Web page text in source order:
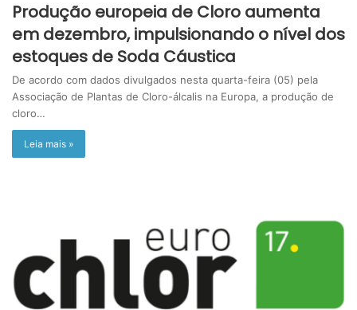
Produção europeia de Cloro aumenta
em dezembro, impulsionando o nível dos
estoques de Soda Cáustica
De acordo com dados divulgados nesta quarta-feira (05) pela
Associação de Plantas de Cloro-álcalis na Europa, a produção de
cloro…
Leia mais »